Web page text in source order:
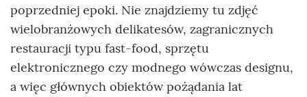
poprzedniej epoki. Nie znajdziemy tu zdjęć
wielobranżowych delikatesów, zagranicznych
restauracji typu fast-food, sprzętu
elektronicznego czy modnego wówczas designu,
a więc głównych obiektów pożądania lat